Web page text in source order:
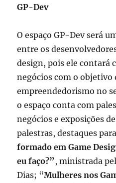
GP-Dev
O espaço GP-Dev será
entre os
design, pois ele contará
negócios com o objetivo
empreendedorismo no
o espaço conta com
negócios e exposições
palestras, destaques
formado em Game
eu faço?” , ministrada
Dias; “Mulheres nos